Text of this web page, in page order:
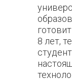
8 лет,